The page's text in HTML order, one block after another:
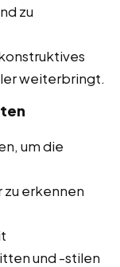
zu
weiterbringt.
um die
zu erkennen
und -stilen